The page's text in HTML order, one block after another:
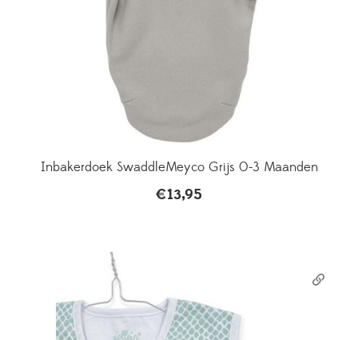
Inbakerdoek SwaddleMeyco Grijs 0-3 Maanden
€13,95